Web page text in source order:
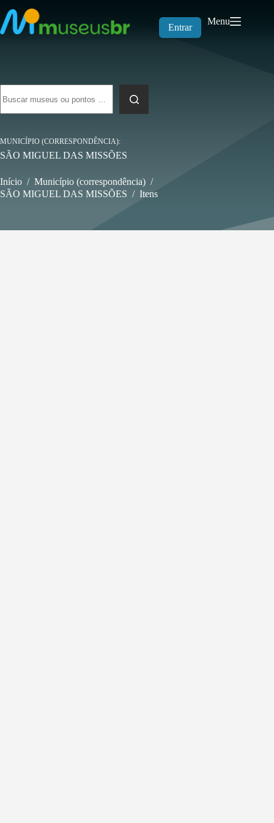
para
o
conteúdo
Entrar
Menu
resultados
MUNICÍPIO (CORRESPONDÊNCIA)
SÃO MIGUEL DAS MISSÕES
Início / Município (correspondência) /
SÃO MIGUEL DAS MISSÕES / Itens